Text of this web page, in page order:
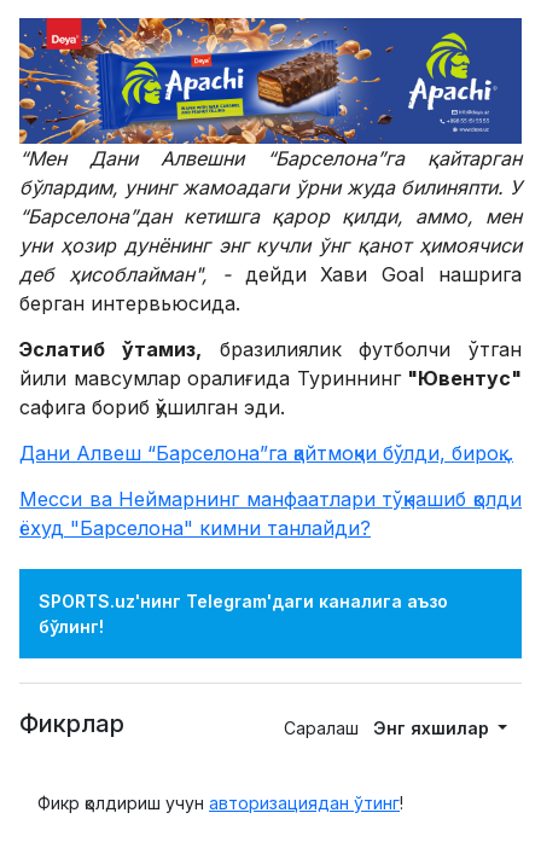
“Мен Дани Алвешни “Барселона”га қайтарган
бўлардим, унинг жамоадаги ўрни жуда билиняпти. У
“Барселона”дан кетишга қарор қилди, аммо, мен
уни ҳозир дунёнинг энг кучли ўнг қанот ҳимоячиси
деб ҳисоблайман", -дейди Хави Goal нашрига
берган интервьюсида.
Эслатиб ўтамиз, бразилиялик футболчи ўтган
йили мавсумлар оралиғида Туриннинг "Ювентус"
сафига бориб қўшилган эди.
Дани Алвеш “Барселона”га қайтмоқчи бўлди, бироқ...
Месси ва Неймарнинг манфаатлари тўқнашиб қолди
ёхуд "Барселона" кимни танлайди?
SPORTS.uz'нинг Telegram'даги каналига аъзо
бўлинг!
Фикрлар Саралаш Энг яхшилар
Фикр қолдириш учун авторизациядан ўтинг!